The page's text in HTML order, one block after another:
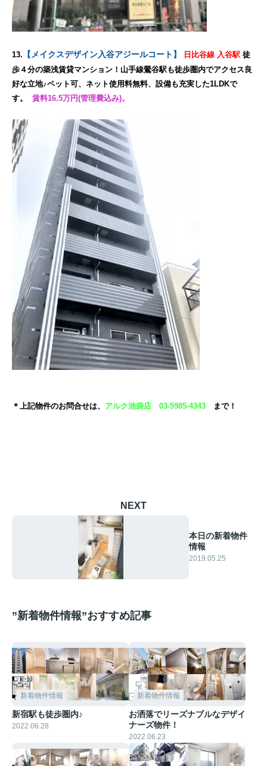
13. 【メイクスデザイン入谷アジールコート】 日比谷線 入谷駅 徒
歩４分の築浅賃貸マンション！山手線鶯谷駅も徒歩圏内でアクセス良
好な立地♪ペット可、ネット使用料無料、設備も充実した1LDKで
す。
賃料16.5万円(管理費込み)。
＊上記物件のお問合せは、 アルク池袋店 03-5985-4343 まで！
NEXT
本日の新着物件
情報
2019.05.25
”新着物件情報”おすすめ記事
新着物件情報
新宿駅も徒歩圏内♪
2022.06.28
新着物件情報
お洒落でリーズナブルなデザイ
ナーズ物件！
2022.06.23